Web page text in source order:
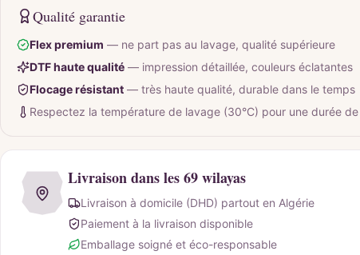
Qualité garantie
Flex premium — ne part pas au lavage, qualité supérieure
DTF haute qualité — impression détaillée, couleurs éclatantes
Flocage résistant — très haute qualité, durable dans le temps
Respectez la température de lavage (30°C) pour une durée
Livraison dans les 69 wilayas
Livraison à domicile (DHD) partout en Algérie
Paiement à la livraison disponible
Emballage soigné et éco-responsable